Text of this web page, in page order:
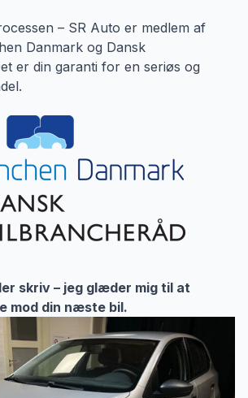
– SR Auto er medlem af
Danmark og Dansk
er din garanti for en seriøs og
skriv – jeg glæder mig til at
mod din næste bil.